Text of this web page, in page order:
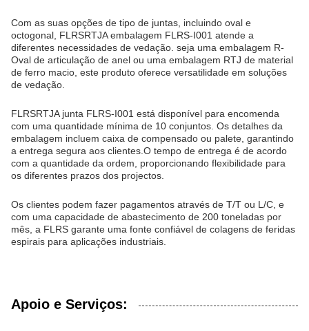
Com as suas opções de tipo de juntas, incluindo oval e
octogonal, FLRSRTJA embalagem FLRS-I001 atende a
diferentes necessidades de vedação. seja uma embalagem R-
Oval de articulação de anel ou uma embalagem RTJ de material
de ferro macio, este produto oferece versatilidade em soluções
de vedação.
FLRSRTJA junta FLRS-I001 está disponível para encomenda
com uma quantidade mínima de 10 conjuntos. Os detalhes da
embalagem incluem caixa de compensado ou palete, garantindo
a entrega segura aos clientes.O tempo de entrega é de acordo
com a quantidade da ordem, proporcionando flexibilidade para
os diferentes prazos dos projectos.
Os clientes podem fazer pagamentos através de T/T ou L/C, e
com uma capacidade de abastecimento de 200 toneladas por
mês, a FLRS garante uma fonte confiável de colagens de feridas
espirais para aplicações industriais.
Apoio e Serviços: